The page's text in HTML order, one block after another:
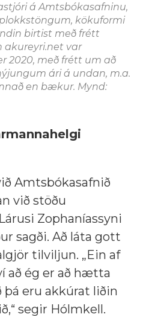
á Amtsbókasafninu,
plokkstöngum, kökuformi
birtist með frétt
akureyri.net var
2020, með frétt um að
ári á undan, m.a.
en bækur. Mynd:
Amtsbókasafnið
við stöðu
Zophaníassyni
sagði. Að láta gott
tilviljun. „Ein af
að ég er að hætta
þá eru akkúrat liðin
segir Hólmkell.